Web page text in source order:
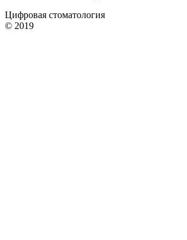
Цифровая стоматология
© 2019